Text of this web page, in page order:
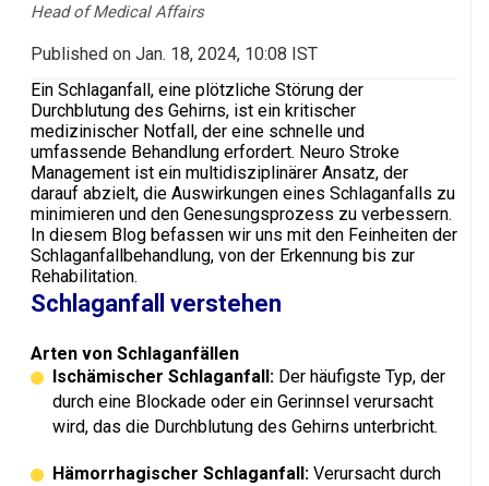
Head of Medical Affairs
Published on Jan. 18, 2024, 10:08 IST
Ein Schlaganfall, eine plötzliche Störung der
Durchblutung des Gehirns, ist ein kritischer
medizinischer Notfall, der eine schnelle und
umfassende Behandlung erfordert. Neuro Stroke
Management ist ein multidisziplinärer Ansatz, der
darauf abzielt, die Auswirkungen eines Schlaganfalls zu
minimieren und den Genesungsprozess zu verbessern.
In diesem Blog befassen wir uns mit den Feinheiten der
Schlaganfallbehandlung, von der Erkennung bis zur
Rehabilitation.
Schlaganfall verstehen
Arten von Schlaganfällen
Ischämischer Schlaganfall: Der häufigste Typ, der
durch eine Blockade oder ein Gerinnsel verursacht
wird, das die Durchblutung des Gehirns unterbricht.
Hämorrhagischer Schlaganfall: Verursacht durch